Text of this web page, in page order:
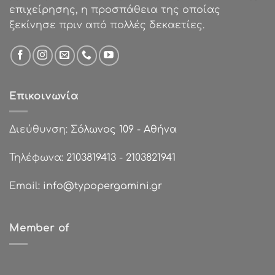
επιχείρησης, η προσπάθεια της οποίας
ξεκίνησε πριν από πολλές δεκαετίες.
Επικοινωνία
Διεύθυνση: Σόλωνος 109 - Αθήνα
Τηλέφωνα: 2103819413 - 2103821941
Email: info@typopergamini.gr
Member of